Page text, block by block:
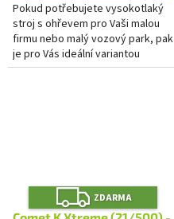
Pokud potřebujete vysokotlaký
stroj s ohřevem pro Vaši malou
firmu nebo malý vozový park, pak
je pro Vás ideální variantou
stroj Comet KP Classic. Tento
Z
D
ZDARMA